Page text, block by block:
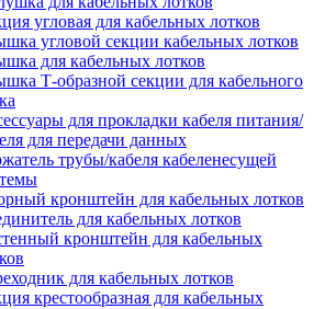
угловая для кабельных лотков
угловой секции кабельных лотков
для кабельных лотков
Т-образной секции для кабельного
для прокладки кабеля питания/
для передачи данных
трубы/кабеля кабеленесущей
кронштейн для кабельных лотков
для кабельных лотков
кронштейн для кабельных
для кабельных лотков
крестообразная для кабельных